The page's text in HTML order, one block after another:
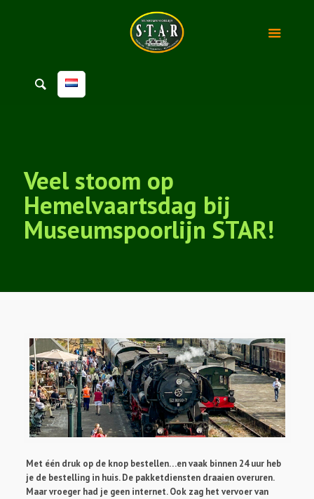
Veel stoom op
Hemelvaartsdag bij
Museumspoorlijn STAR!
Met één druk op de knop bestellen…en vaak binnen 24 uur heb
je de bestelling in huis. De pakketdiensten draaien overuren.
Maar vroeger had je geen internet. Ook zag het vervoer van